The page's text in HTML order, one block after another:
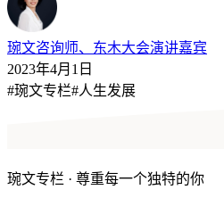
琬文咨询师、东木大会演讲嘉宾
2023年4月1日
#琬文专栏#人生发展
琬文专栏 · 尊重每一个独特的你